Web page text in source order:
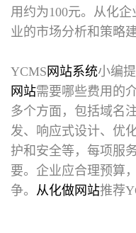
用约为100元。从化
业的市场分析和策略建
YCMS 网站系统小编
网站需要哪些费用的介
多个方面，包括域名
发、响应式设计、优
护和安全等，每项服
要。企业应合理预算
争。 从化做网站推荐